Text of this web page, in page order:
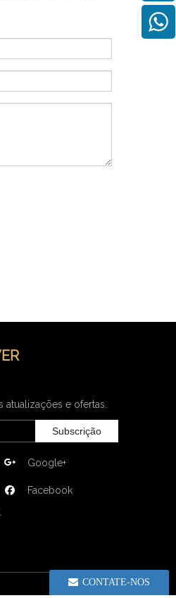
atualizações e ofertas.
Subscrição
Google+
Facebook
CONTATE-NOS